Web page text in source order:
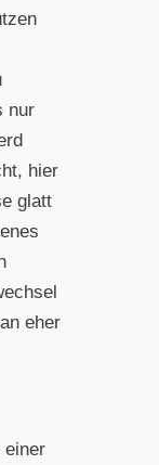
nur
hier
glatt
eher
einer